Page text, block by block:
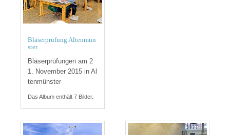
Bläserprüfung Altenmün
ster
Bläserprüfungen am 2
1. November 2015 in Al
tenmünster
Das Album enthält 7 Bilder.